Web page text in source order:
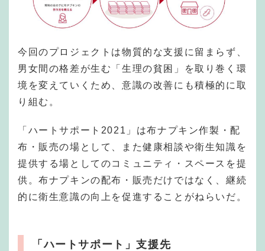
今回のプロジェクトは物質的な支援に留まらず、
男女間の格差が生む「生理の貧困」を取り巻く環
境を変えていくため、意識の改善にも積極的に取
り組む。
「ハートサポート2021」は布ナプキン作製・配
布・販売の場として、また健康相談や衛生知識を
提供する場としてのコミュニティ・スペースを提
供。布ナプキンの配布・販売だけではなく、継続
的に衛生意識の向上を促進することがねらいだ。
「ハートサポート」支援先